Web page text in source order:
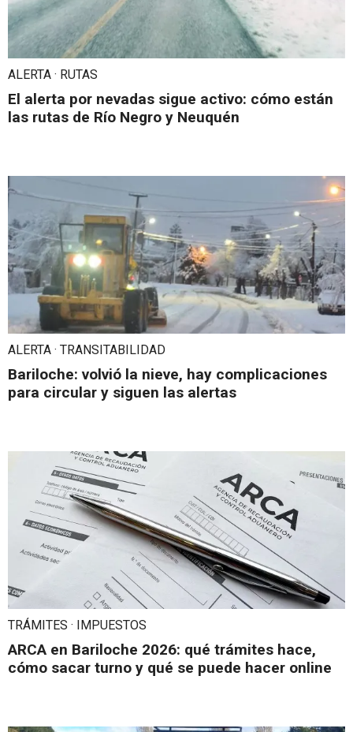
ALERTA · RUTAS
El alerta por nevadas sigue activo: cómo están
las rutas de Río Negro y Neuquén
ALERTA · TRANSITABILIDAD
Bariloche: volvió la nieve, hay complicaciones
para circular y siguen las alertas
TRÁMITES · IMPUESTOS
ARCA en Bariloche 2026: qué trámites hace,
cómo sacar turno y qué se puede hacer online